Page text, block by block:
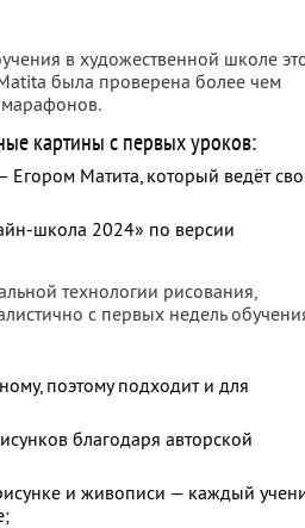
в художественной школе
была проверена более чем
картины с первых уроков:
Матита, который ведёт
школа 2024» по версии
технологии рисования,
с первых недель
поэтому подходит и для
благодаря авторской
и живописи — каждый